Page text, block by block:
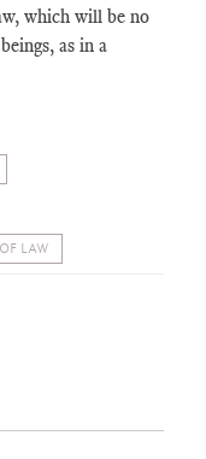
which will be no
as in a
LAW